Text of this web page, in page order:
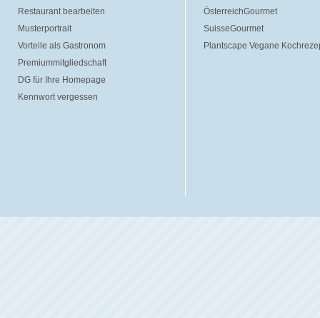
Restaurant bearbeiten
Musterportrait
Vorteile als Gastronom
Premiummitgliedschaft
DG für Ihre Homepage
Kennwort vergessen
ÖsterreichGourmet
SuisseGourmet
Plantscape Vegane